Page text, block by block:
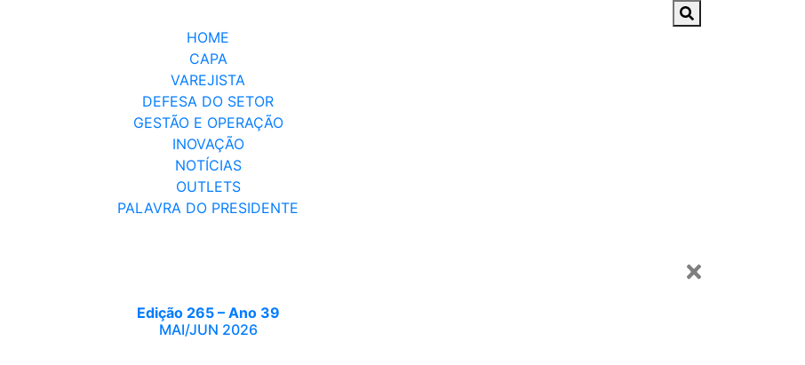
HOME
CAPA
VAREJISTA
DEFESA DO SETOR
GESTÃO E OPERAÇÃO
INOVAÇÃO
NOTÍCIAS
OUTLETS
PALAVRA DO PRESIDENTE
Edição 265 – Ano 39
MAI/JUN 2026